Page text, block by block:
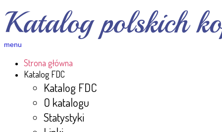
Katalog polskich
menu
Strona główna
Katalog FDC
Katalog FDC
O katalogu
Statystyki